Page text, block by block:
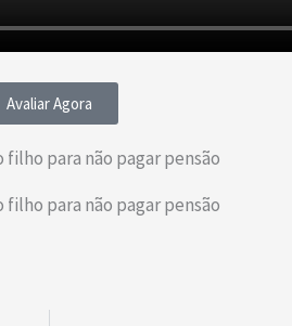
Avaliar Agora
para não pagar pensão
para não pagar pensão